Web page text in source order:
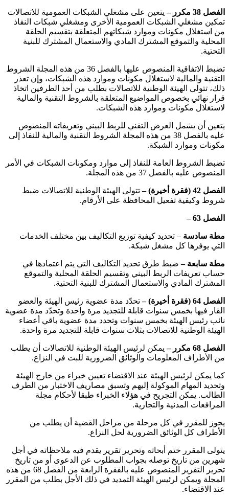
الفصل 38 مكرر –
يتعين على مشغلي الشبكات العمومية للاتصالات
تمكين مشغلي الشبكات العمومية الأخرى ومشغلي شبكات النفاذ
من استغلال مكونات وموارد شبكاتهم المتعلقة بتقسيم الحلقة
المحلية والتموقع المشترك المادي والاستعمال المشترك للبنية
التحتية.
تضبط الاتفاقية المنصوص عليها بالفصل 36 من هذه المجلة الشروط
التقنية والمالية لاستغلال مكونات وموارد هذه الشبكات، وإن تعذر
ذلك، تتولى الهيئة الوطنية للاتصالات بطلب من أحد الطرفين اتخاذ
قرار نهائي بخصوص المواضيع المتعلقة بالشروط التقنية والمالية
لاستغلال مكونات وموارد هذه الشبكات.
يتعين أن يشمل العرض التقني للربط البيني وتعريفاته المنصوص
عليه بالفصل 38 من هذه المجلة الشروط التقنية والمالية للنفاذ إلى
مكونات وموارد الشبكة.
تضبط الشروط العامة للنفاذ إلى موارد ومكونات الشبكات في الأمر
المنصوص عليه بالفصل 37 من هذه المجلة.
الفصل 42 (فقرة أخيرة) –
تتولى الهيئة الوطنية للاتصالات ضبط
شروط وكيفية تفعيل المحافظة على الأرقام.
الفصل 63 –
مطة سادسة – تحديد كيفية توزيع التكاليف بين مختلف الخدمات
التي يوفرها كل مشغل شبكة.
مطة سابعة –ضبط طرق تحديد التكاليف التي يتم اعتمادها في
حساب تعريفات الربط البيني وتقسيم الحلقة المحلية والتموقع
المشترك المادي والاستعمال المشترك للبنية التحتية.
الفصل 64 (فقرة أخيرة) –
تحدّد مدة عضوية رئيس الهيئة والعضو
القار فيها بخمس سنوات قابلة للتجديد مرة واحدة وتحدّد مدة عضوية
نائب رئيس الهيئة بخمس سنوات وتحدد مدة عضوية باقي أعضاء
الهيئة الوطنية للاتصالات بثلاث سنوات قابلة للتجديد مرة واحدة.
الفصل 68 مكرر –
يمكن لرئيس الهيئة الوطنية للاتصالات أن يطلب
من الأطراف المعلومات والوثائق الضرورية للبت في النزاع.
كما يمكن لرئيس الهيئة عند الاقتضاء تعيين خبراء من خارج الهيئة
وتحديد المهام الموكولة إليهم وتسبق مصاريف الاختبار من الطرف
الطالب. يمكن التجريح في هؤلاء الخبراء طبقا لأحكام مجلة
المرافعات المدنية والتجارية.
يجوز للمقرر في كل مرحلة من مراحل القضية أن يطلب من
الأطراف كل الوثائق الضرورية لحل النزاع.
يتولى المقرر ختم أبحاثه وتحرير تقرير يقدم فيه ملاحظاته في أجل
شهرين من تاريخ توصله بجواب المطلوب عن الدعوى أو من تاريخ
تحرير التقرير المنصوص عليه بالفقرة الرابعة من الفصل 68 من هذه
المجلة ويمكن لرئيس الهيئة التمديد في ذلك الأجل بطلب من المقرر
عند الاقتضاء.